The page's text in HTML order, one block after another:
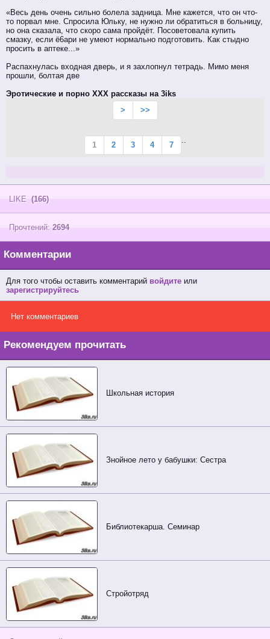
«Весь день очень сильно болела задница. Мне кажется, что он что-
то порвал мне. Спросила Юльку, не нужно ли обратиться в больницу,
но она сказала, что скоро сама пройдёт. Посоветовала купить
смазку, если ё6ари не умеют нормально подготовить. Как стыдно
просить в аптеке...»
Распахнулась входная дверь, и я захлопнул тетрадь. Мимо меня
прошли, болтая две
Эротические и порно XXX рассказы на 3iks
>
>>
1 2 3 4
..
7
LIKE (166)
Прочтений: 2694
Комментарии
Для того чтобы оставить комментарий войдите или
зарегистрируйтесь
Нет комментариев
Рекомендуем прочитать
Школьная история
Знойное лето у бабушки: Сестра
Библиотекарша. Семинар
Стройотряд